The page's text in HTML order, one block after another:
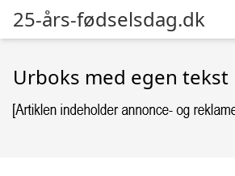
25-års-fødselsdag.dk
Urboks med egen tekst